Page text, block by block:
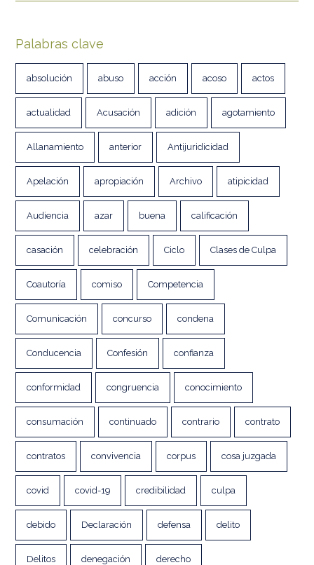
Palabras clave
absolución abuso acción acoso actos
actualidad Acusación adición agotamiento
Allanamiento anterior Antijuridicidad
Apelación apropiación Archivo atipicidad
Audiencia azar buena calificación
casación celebración Ciclo Clases de Culpa
Coautoría comiso Competencia
Comunicación concurso condena
Conducencia Confesión confianza
conformidad congruencia conocimiento
consumación continuado contrario contrato
contratos convivencia corpus cosa juzgada
covid covid-19 credibilidad culpa
debido Declaración defensa delito
Delitos denegación derecho